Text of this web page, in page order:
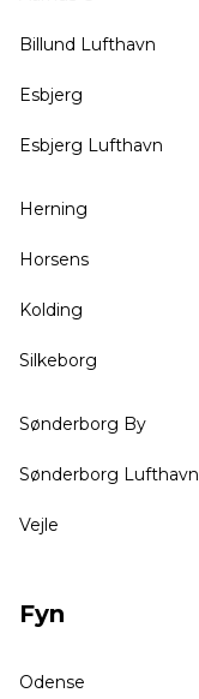
Billund Lufthavn
Esbjerg
Esbjerg Lufthavn
Herning
Horsens
Kolding
Silkeborg
Sønderborg By
Sønderborg Lufthavn
Vejle
Fyn
Odense